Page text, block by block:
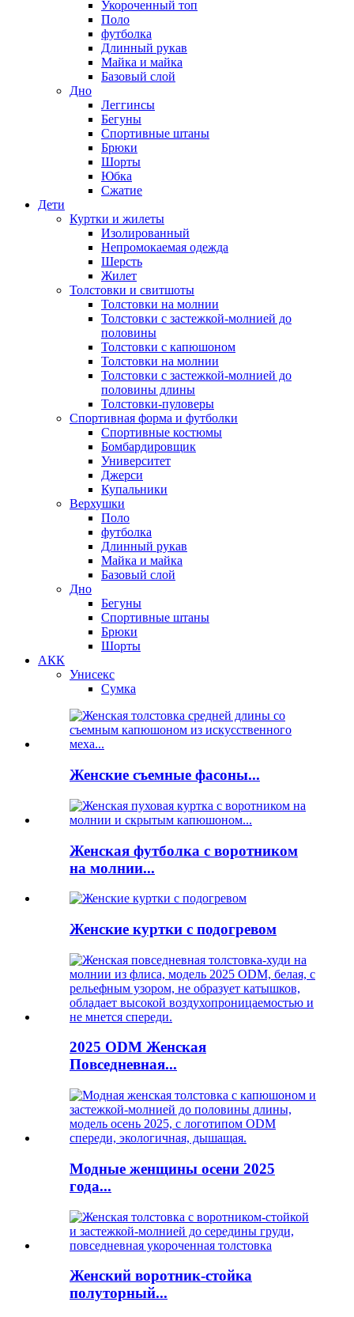
Укороченный топ
Поло
футболка
Длинный рукав
Майка и майка
Базовый слой
Дно
Леггинсы
Бегуны
Спортивные штаны
Брюки
Шорты
Юбка
Сжатие
Дети
Куртки и жилеты
Изолированный
Непромокаемая одежда
Шерсть
Жилет
Толстовки и свитшоты
Толстовки на молнии
Толстовки с застежкой-молнией до
половины
Толстовки с капюшоном
Толстовки на молнии
Толстовки с застежкой-молнией до
половины длины
Толстовки-пуловеры
Спортивная форма и футболки
Спортивные костюмы
Бомбардировщик
Университет
Джерси
Купальники
Верхушки
Поло
футболка
Длинный рукав
Майка и майка
Базовый слой
Дно
Бегуны
Спортивные штаны
Брюки
Шорты
АКК
Унисекс
Сумка
Женские съемные фасоны...
Женская футболка с воротником
на молнии...
Женские куртки с подогревом
2025 ODM Женская
Повседневная...
Модные женщины осени 2025
года...
Женский воротник-стойка
полуторный...